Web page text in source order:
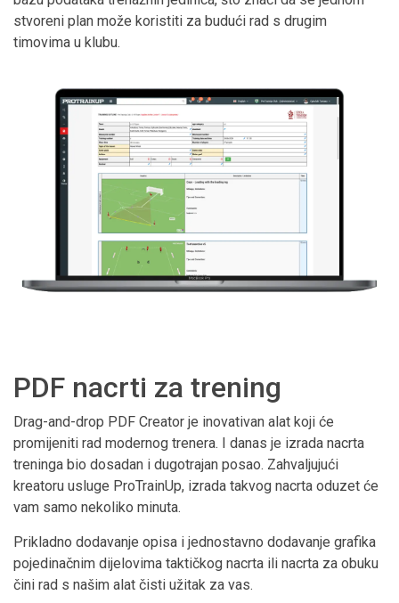
stvoreni plan može koristiti za budući rad s drugim
timovima u klubu.
PDF nacrti za trening
Drag-and-drop PDF Creator je inovativan alat koji će
promijeniti rad modernog trenera. I danas je izrada nacrta
treninga bio dosadan i dugotrajan posao. Zahvaljujući
kreatoru usluge ProTrainUp, izrada takvog nacrta oduzet će
vam samo nekoliko minuta.
Prikladno dodavanje opisa i jednostavno dodavanje grafika
pojedinačnim dijelovima taktičkog nacrta ili nacrta za obuku
čini rad s našim alat čisti užitak za vas.